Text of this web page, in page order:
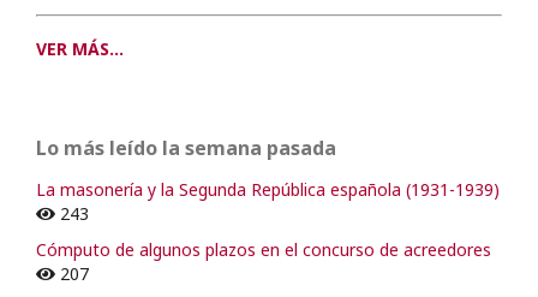
VER MÁS...
Lo más leído la semana pasada
La masonería y la Segunda República española (1931-1939)
243
Cómputo de algunos plazos en el concurso de acreedores
207